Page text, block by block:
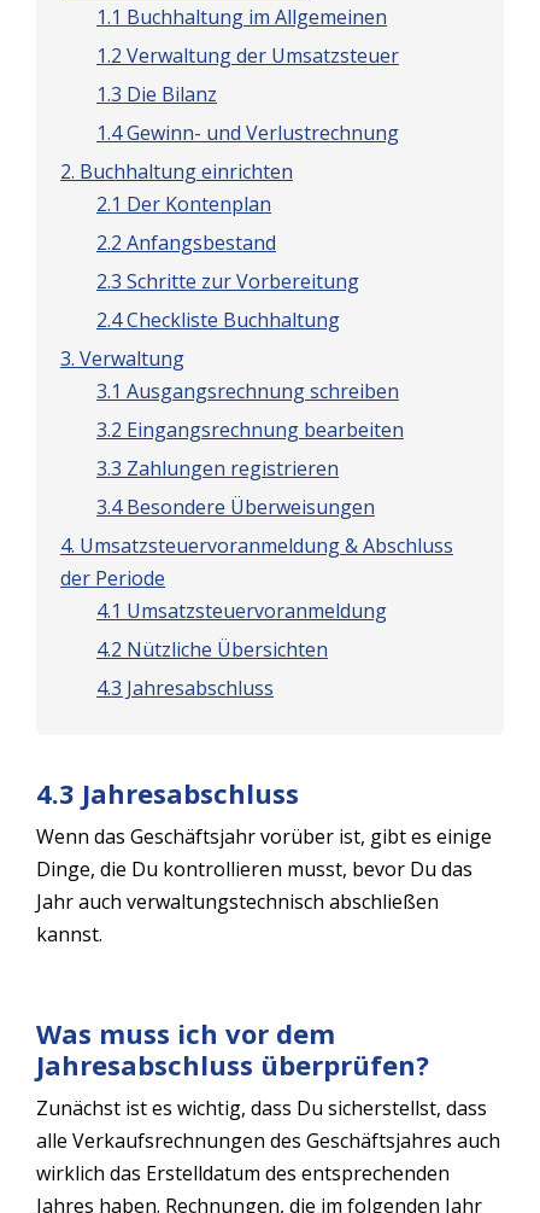
1.1 Buchhaltung im Allgemeinen
1.2 Verwaltung der Umsatzsteuer
1.3 Die Bilanz
1.4 Gewinn- und Verlustrechnung
2. Buchhaltung einrichten
2.1 Der Kontenplan
2.2 Anfangsbestand
2.3 Schritte zur Vorbereitung
2.4 Checkliste Buchhaltung
3. Verwaltung
3.1 Ausgangsrechnung schreiben
3.2 Eingangsrechnung bearbeiten
3.3 Zahlungen registrieren
3.4 Besondere Überweisungen
4. Umsatzsteuervoranmeldung & Abschluss
der Periode
4.1 Umsatzsteuervoranmeldung
4.2 Nützliche Übersichten
4.3 Jahresabschluss
4.3 Jahresabschluss
Wenn das Geschäftsjahr vorüber ist, gibt es einige
Dinge, die Du kontrollieren musst, bevor Du das
Jahr auch verwaltungstechnisch abschließen
kannst.
Was muss ich vor dem
Jahresabschluss überprüfen?
Zunächst ist es wichtig, dass Du sicherstellst, dass
alle Verkaufsrechnungen des Geschäftsjahres auch
wirklich das Erstelldatum des entsprechenden
Jahres haben. Rechnungen, die im folgenden Jahr